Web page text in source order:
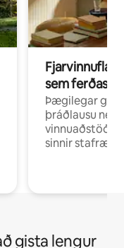
sem ferðast
Þægilegar
þráðlausu neti
vinnuaðstöðu
sinnir
gista lengur